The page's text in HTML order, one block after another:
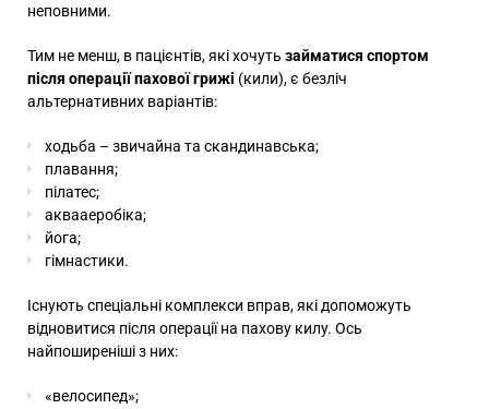
неповними.
Тим не менш, в пацієнтів, які хочуть займатися спортом
після операції пахової грижі (кили), є безліч
альтернативних варіантів:
ходьба – звичайна та скандинавська;
плавання;
пілатес;
аквааеробіка;
йога;
гімнастики.
Існують спеціальні комплекси вправ, які допоможуть
відновитися після операції на пахову килу. Ось
найпоширеніші з них:
«велосипед»;